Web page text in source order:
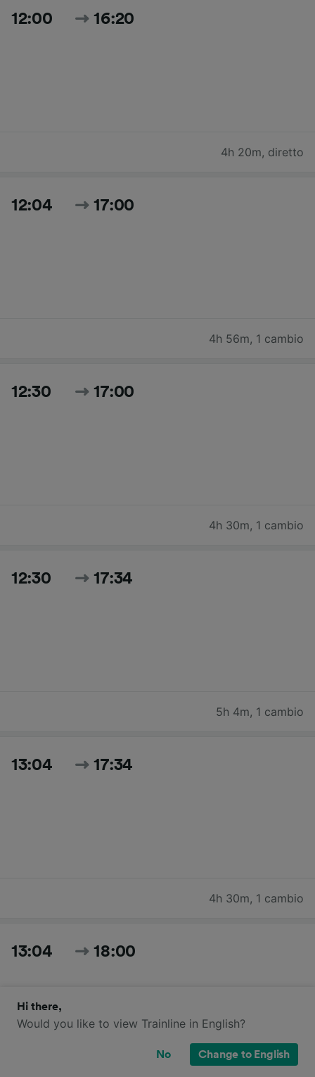
12:00 16:20
4h 20m, diretto
12:04 17:00
4h 56m, 1 cambio
12:30 17:00
4h 30m, 1 cambio
12:30 17:34
5h 4m, 1 cambio
13:04 17:34
4h 30m, 1 cambio
13:04 18:00
Hi there,
Would you like to view Trainline in English?
No Change to English